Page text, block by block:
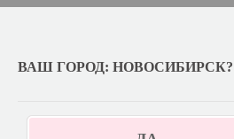
ВАШ ГОРОД: НОВОСИБИРСК?